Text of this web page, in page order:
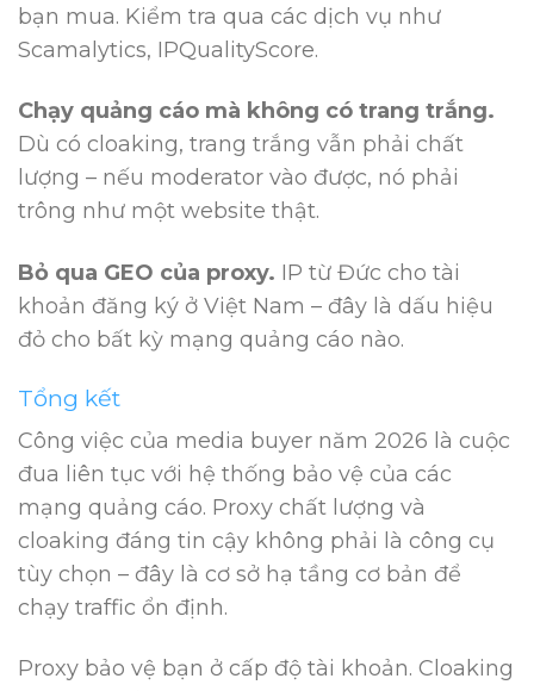
bạn mua. Kiểm tra qua các dịch vụ như
Scamalytics, IPQualityScore.
Chạy quảng cáo mà không có trang trắng.
Dù có cloaking, trang trắng vẫn phải chất
lượng – nếu moderator vào được, nó phải
trông như một website thật.
Bỏ qua GEO của proxy. IP từ Đức cho tài
khoản đăng ký ở Việt Nam – đây là dấu hiệu
đỏ cho bất kỳ mạng quảng cáo nào.
Tổng kết
Công việc của media buyer năm 2026 là cuộc
đua liên tục với hệ thống bảo vệ của các
mạng quảng cáo. Proxy chất lượng và
cloaking đáng tin cậy không phải là công cụ
tùy chọn – đây là cơ sở hạ tầng cơ bản để
chạy traffic ổn định.
Proxy bảo vệ bạn ở cấp độ tài khoản. Cloaking